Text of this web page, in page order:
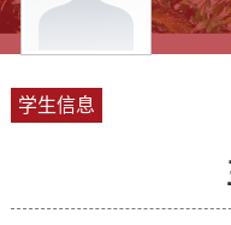
学生信息